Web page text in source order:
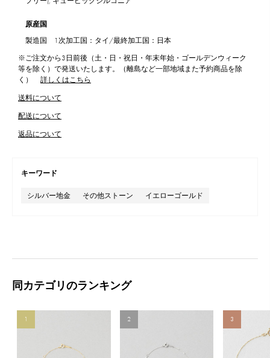
原産国
製造国 1次加工国：タイ/最終加工国：日本
※ご注文から3日前後（土・日・祝日・年末年始・ゴールデンウィーク
等を除く）で発送いたします。（離島など一部地域また予約商品を除
く）
詳しくはこちら
送料について
配送について
返品について
キーワード
シルバー地金 その他ストーン イエローゴールド
同カテゴリのランキング
1 2 3